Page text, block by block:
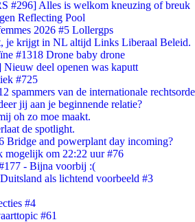
#296] Alles is welkom kneuzing of breuk
Reflecting Pool
2026 #5 Lollergps
je krijgt in NL altijd Links Liberaal Beleid.
#1318 Drone baby drone
deel openen was kaputt
#725
spammers van de internationale rechtsorde
jij aan je beginnende relatie?
oh zo moe maakt.
de spotlight.
Bridge and powerplant day incoming?
mogelijk om 22:22 uur #76
- Bijna voorbij :(
als lichtend voorbeeld #3
#4
#61